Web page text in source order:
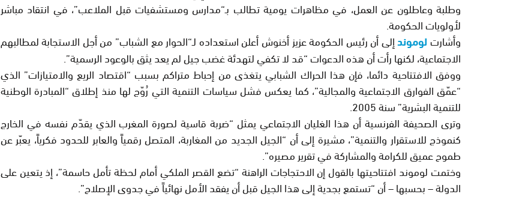
وطلبة وعاطلون عن العمل، في مظاهرات يومية تطالب بـ“مدارس ومستشفيات قبل الملاعب”، في انتقاد مباشر
لأولويات الحكومة.
وأشارتلوموندإلى أن رئيس الحكومة عزيز أخنوش أعلن استعداده لـ“الحوار مع الشباب” من أجل الاستجابة لمطالبهم
الاجتماعية، لكنها رأت أن هذه الدعوات “قد لا تكفي لتهدئة غضب جيل لم يعد يثق بالوعود الرسمية”.
ووفق الافتتاحية دائما، فإن هذا الحراك الشبابي يتغذى من إحباط متراكم بسبب “اقتصاد الريع والامتيازات” الذي
“عمّق الفوارق الاجتماعية والمجالية”، كما يعكس فشل سياسات التنمية التي رُوّج لها منذ إطلاق “المبادرة الوطنية
للتنمية البشرية” سنة 2005.
وترى الصحيفة الفرنسية أن هذا الغليان الاجتماعي يمثل “ضربة قاسية لصورة المغرب الذي يقدّم نفسه في الخارج
كنموذج للاستقرار والتنمية”، مشيرة إلى أن “الجيل الجديد من المغاربة، المتصل رقمياً والعابر للحدود فكرياً، يعبّر عن
طموح عميق للكرامة والمشاركة في تقرير مصيره”.
وختمت لوموند افتتاحيتها بالقول إن الاحتجاجات الراهنة “تضع القصر الملكي أمام لحظة تأمل حاسمة”، إذ يتعين على
الدولة – بحسبها – أن “تستمع بجدية إلى هذا الجيل قبل أن يفقد الأمل نهائياً في جدوى الإصلاح”.